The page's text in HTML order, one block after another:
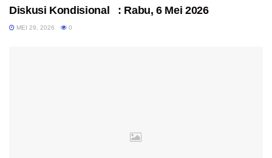
Diskusi Kondisional : Rabu, 6 Mei 2026
MEI 29, 2026 0